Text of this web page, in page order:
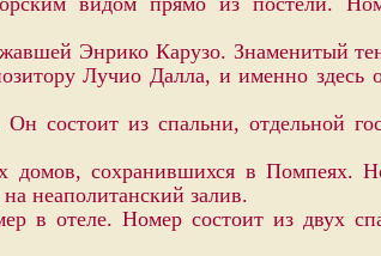
Энрико Карузо. Знаменитый
Лучио Далла, и именно
состоит из спальни, отдельной
домов, сохранившихся в Помпеях.
неаполитанский залив.
в отеле. Номер состоит из двух